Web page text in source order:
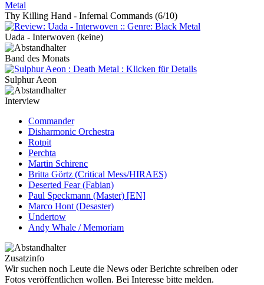
Thy Killing Hand - Infernal Commands (6/10)
Uada - Interwoven (keine)
Band des Monats
Sulphur Aeon
Interview
Commander
Disharmonic Orchestra
Rotpit
Perchta
Martin Schirenc
Britta Görtz (Critical Mess/HIRAES)
Deserted Fear (Fabian)
Paul Speckmann (Master) [EN]
Marco Hont (Desaster)
Undertow
Andy Whale / Memoriam
Zusatzinfo
Wir suchen noch Leute die News oder Berichte schreiben oder
Fotos veröffentlichen wollen. Bei Interesse bitte melden.